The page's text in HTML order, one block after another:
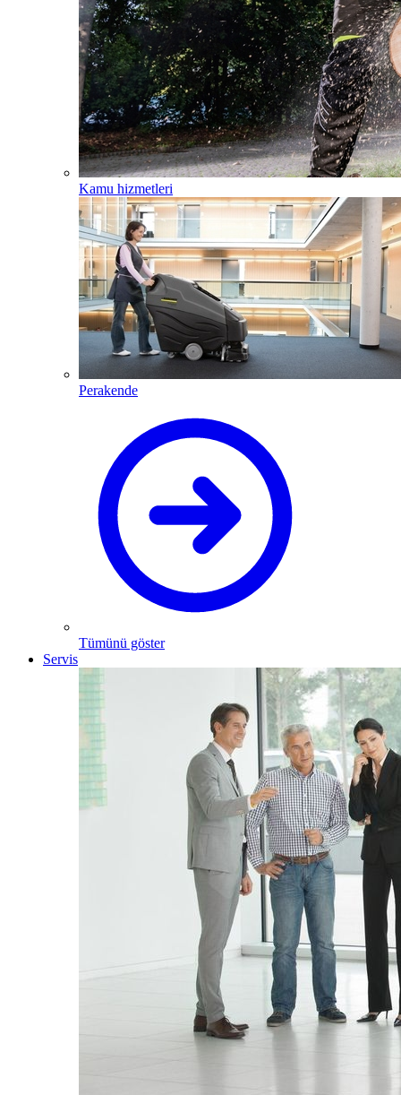
Kamu hizmetleri
Perakende
Tümünü göster
Servis